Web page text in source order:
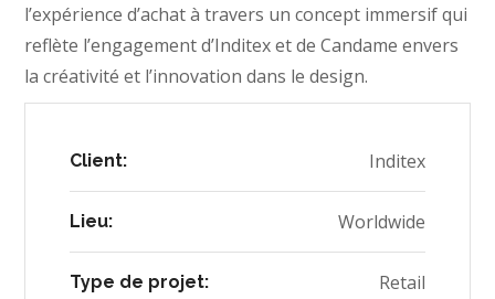
l’expérience d’achat à travers un concept immersif qui
reflète l’engagement d’Inditex et de Candame envers
la créativité et l’innovation dans le design.
Client: Inditex
Lieu: Worldwide
Type de projet: Retail